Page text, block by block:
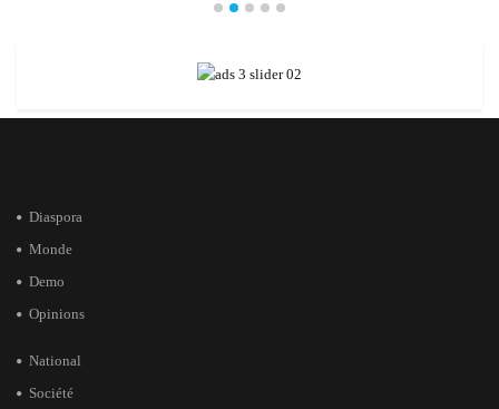
Diaspora
Monde
Demo
Opinions
National
Société